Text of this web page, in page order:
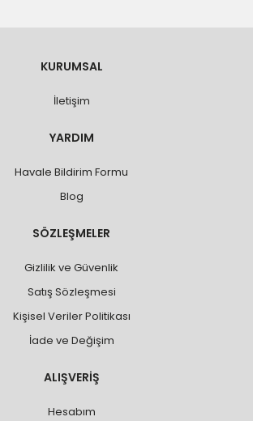
KURUMSAL
İletişim
YARDIM
Havale Bildirim Formu
Blog
SÖZLEŞMELER
Gizlilik ve Güvenlik
Satış Sözleşmesi
Kişisel Veriler Politikası
İade ve Değişim
ALIŞVERİŞ
Hesabım